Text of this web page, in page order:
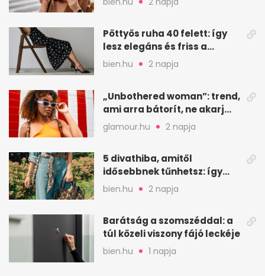
Pöttyös ruha 40 felett: így
lesz elegáns és friss a
kedvenc minta
bien.hu 2 napja
„Unbothered woman”: trend,
ami arra bátorít, ne akarj
mindenkinek megfelelni
glamour.hu 2 napja
5 divathiba, amitől
idősebbnek tűnhetsz: így
frissíts a megjelenéseden
bien.hu 2 napja
Barátság a szomszéddal: a
túl közeli viszony fájó leckéje
bien.hu 1 napja